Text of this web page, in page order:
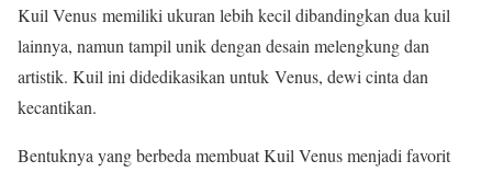
Kuil Venus memiliki ukuran lebih kecil dibandingkan dua kuil
lainnya, namun tampil unik dengan desain melengkung dan
artistik. Kuil ini didedikasikan untuk Venus, dewi cinta dan
kecantikan.
Bentuknya yang berbeda membuat Kuil Venus menjadi favorit